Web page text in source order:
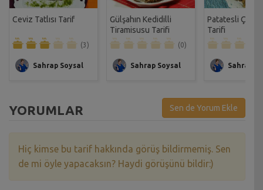
Ceviz Tatlısı Tarif
(3)
Sahrap Soysal
Gülşahın Kedidilli
Tiramisusu Tarifi
(0)
Sahrap Soysal
Patatesli Çıtır
Tarifi
Sahrap
YORUMLAR Sen de Yorum Ekle
Hiç kimse bu tarif hakkında görüş bildirmemiş. Sen
de mi öyle yapacaksın? Haydi görüşünü bildir:)